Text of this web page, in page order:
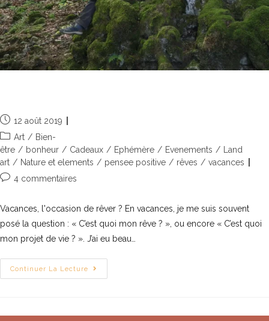
12 août 2019
Art / Bien-
être / bonheur / Cadeaux / Ephémère / Evenements /
Land
art / Nature et elements / pensee positive / rêves / vacances
4 commentaires
Vacances, l'occasion de rêver ? En vacances, je me suis souvent
posé la question : « C’est quoi mon rêve ? », ou encore « C’est quoi
mon projet de vie ? ». J’ai eu beau…
Continuer La Lecture